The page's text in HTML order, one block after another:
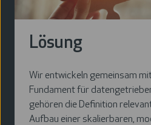
Lösung
Wir entwickeln gemeinsam
Fundament für
gehören die Definition
Aufbau einer skalierbaren,